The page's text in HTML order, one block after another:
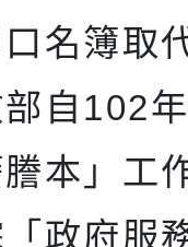
名簿取
自102
謄本」工
政府服